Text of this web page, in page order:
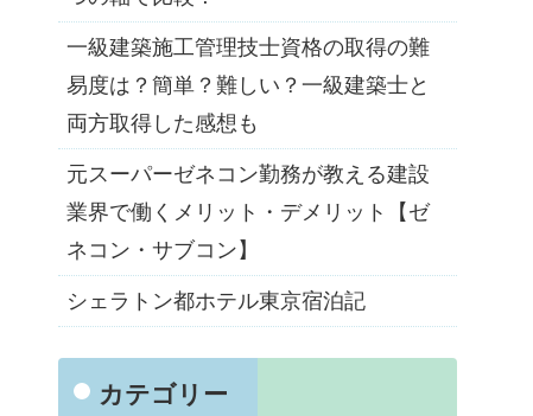
一級建築施工管理技士資格の取得の難
易度は？簡単？難しい？一級建築士と
両方取得した感想も
元スーパーゼネコン勤務が教える建設
業界で働くメリット・デメリット【ゼ
ネコン・サブコン】
シェラトン都ホテル東京宿泊記
カテゴリー